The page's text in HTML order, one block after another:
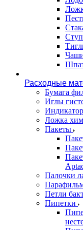
Расходные
Бумага
Иглы
Ложка
Пакеты
Палочки
Петли
Пипетки